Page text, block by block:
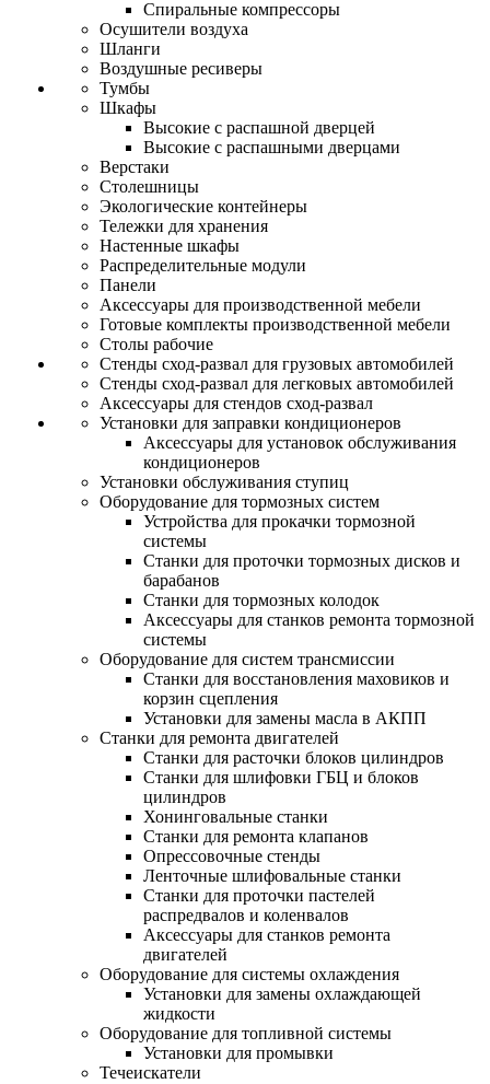
Спиральные компрессоры
Осушители воздуха
Шланги
Воздушные ресиверы
Тумбы
Шкафы
Высокие с распашной дверцей
Высокие с распашными дверцами
Верстаки
Столешницы
Экологические контейнеры
Тележки для хранения
Настенные шкафы
Распределительные модули
Панели
Аксессуары для производственной мебели
Готовые комплекты производственной мебели
Столы рабочие
Стенды сход-развал для грузовых автомобилей
Стенды сход-развал для легковых автомобилей
Аксессуары для стендов сход-развал
Установки для заправки кондиционеров
Аксессуары для установок обслуживания
кондиционеров
Установки обслуживания ступиц
Оборудование для тормозных систем
Устройства для прокачки тормозной
системы
Станки для проточки тормозных дисков и
барабанов
Станки для тормозных колодок
Аксессуары для станков ремонта тормозной
системы
Оборудование для систем трансмиссии
Станки для восстановления маховиков и
корзин сцепления
Установки для замены масла в АКПП
Станки для ремонта двигателей
Станки для расточки блоков цилиндров
Станки для шлифовки ГБЦ и блоков
цилиндров
Хонинговальные станки
Станки для ремонта клапанов
Опрессовочные стенды
Ленточные шлифовальные станки
Станки для проточки пастелей
распредвалов и коленвалов
Аксессуары для станков ремонта
двигателей
Оборудование для системы охлаждения
Установки для замены охлаждающей
жидкости
Оборудование для топливной системы
Установки для промывки
Течеискатели